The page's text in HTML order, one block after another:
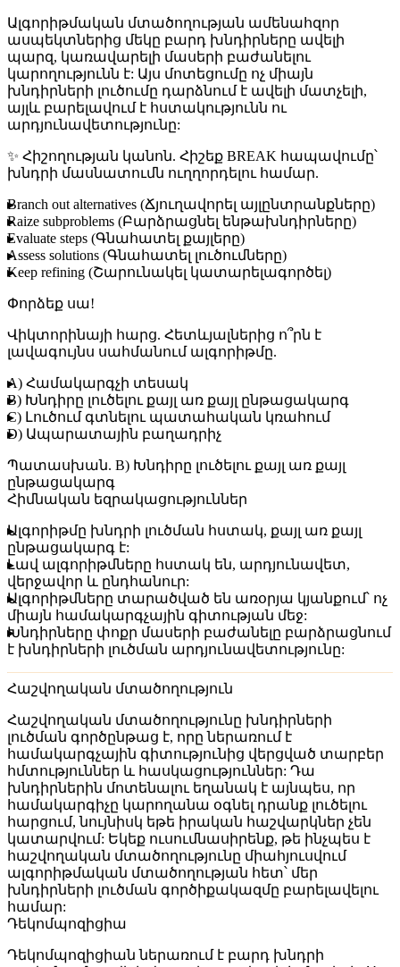
Ալգորիթմական մտածողության ամենահզոր
ասպեկտներից մեկը բարդ խնդիրները ավելի
պարզ, կառավարելի մասերի բաժանելու
կարողությունն է: Այս մոտեցումը ոչ միայն
խնդիրների լուծումը դարձնում է ավելի մատչելի,
այլև բարելավում է հստակությունն ու
արդյունավետությունը:
✨ Հիշողության կանոն. Հիշեք BREAK հապավումը՝
խնդրի մասնատումն ուղղորդելու համար.
Branch out alternatives (Ճյուղավորել այլընտրանքները)
Raize subproblems (Բարձրացնել ենթախնդիրները)
Evaluate steps (Գնահատել քայլերը)
Assess solutions (Գնահատել լուծումները)
Keep refining (Շարունակել կատարելագործել)
Փորձեք սա!
Վիկտորինայի հարց. Հետևյալներից ո՞րն է
լավագույնս սահմանում ալգորիթմը.
A) Համակարգչի տեսակ
B) Խնդիրը լուծելու քայլ առ քայլ ընթացակարգ
C) Լուծում գտնելու պատահական կռահում
D) Ապարատային բաղադրիչ
Պատասխան. B) Խնդիրը լուծելու քայլ առ քայլ
ընթացակարգ
Հիմնական եզրակացություններ
Ալգորիթմը խնդրի լուծման հստակ, քայլ առ քայլ
ընթացակարգ է:
Լավ ալգորիթմները հստակ են, արդյունավետ,
վերջավոր և ընդհանուր:
Ալգորիթմները տարածված են առօրյա կյանքում՝ ոչ
միայն համակարգչային գիտության մեջ:
Խնդիրները փոքր մասերի բաժանելը բարձրացնում
է խնդիրների լուծման արդյունավետությունը:
Հաշվողական մտածողություն
Հաշվողական մտածողությունը խնդիրների
լուծման գործընթաց է, որը ներառում է
համակարգչային գիտությունից վերցված տարբեր
հմտություններ և հասկացություններ: Դա
խնդիրներին մոտենալու եղանակ է այնպես, որ
համակարգիչը կարողանա օգնել դրանք լուծելու
հարցում, նույնիսկ եթե իրական հաշվարկներ չեն
կատարվում: Եկեք ուսումնասիրենք, թե ինչպես է
հաշվողական մտածողությունը միահյուսվում
ալգորիթմական մտածողության հետ՝ մեր
խնդիրների լուծման գործիքակազմը բարելավելու
համար:
Դեկոմպոզիցիա
Դեկոմպոզիցիան ներառում է բարդ խնդրի